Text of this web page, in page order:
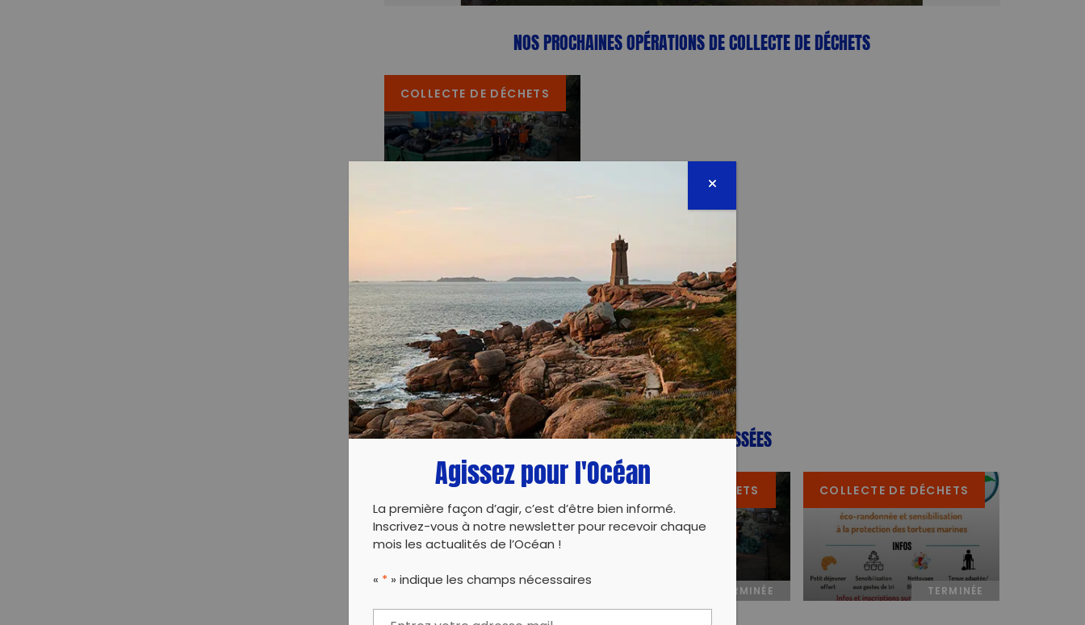
NOS PROCHAINES OPÉRATIONS DE COLLECTE DE DÉCHETS
CLEAN WORLD CLEAN UP
DAY BOUILLANTE
COLLECTE DE DÉCHETS
à 12:30
97123 BOUILLANTE
NOS COLLECTES PASSÉES
COLLECTE DE DÉCHETS
TERMINÉE
COLLECTE DE DÉCHETS
TERMINÉE
COLLECTE DE DÉCHETS
Agissez pour l'Océan
La première façon d’agir, c’est d’être bien informé.
Inscrivez-vous à notre newsletter pour recevoir chaque
mois les actualités de l’Océan !
« * » indique les champs nécessaires